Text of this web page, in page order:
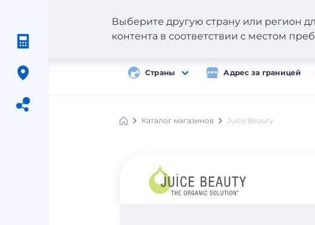
Страны Адрес за границей
Выберите другую страну или регион
контента в соответствии с местом
Meest
Каталог магазинов Juice Beauty